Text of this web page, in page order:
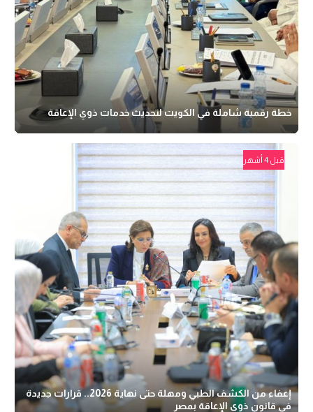
خطة رقمية شاملة في الكويت لتحديث خدمات ذوي الإعاقة
قبل 4 أشهر
إعفاء من الكشف الطبي ومهلة حتى نهاية 2026.. قرارات جديدة
فى قانون ذوي الإعاقة بمصر